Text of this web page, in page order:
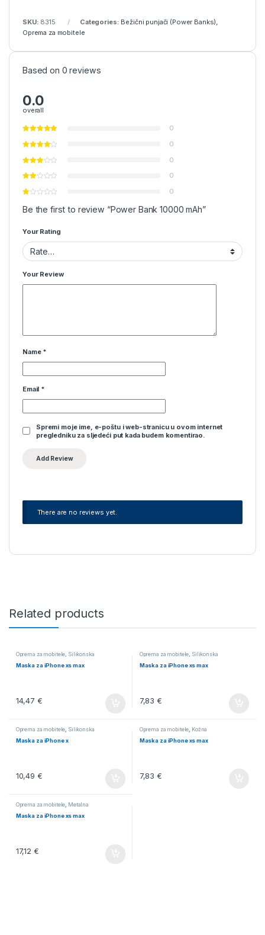
SKU: 8315 Categories: Bežični punjači (Power Banks),
Oprema za mobitele
Based on 0 reviews
0.0
overall
0
0
0
0
0
Be the first to review “Power Bank 10000 mAh”
Your Rating
Your Review
Name *
Email *
Spremi moje ime, e-poštu i web-stranicu u ovom internet
pregledniku za sljedeći put kada budem komentirao.
There are no reviews yet.
Related products
Oprema za mobitele Silikonska
Maska za iPhone xs max
14,47 €
Oprema za mobitele Silikonska
Maska za iPhone xs max
7,83 €
Oprema za mobitele Silikonska
Maska za iPhone x
10,49 €
Oprema za mobitele Kožna
Maska za iPhone xs max
7,83 €
Oprema za mobitele Metalna
Maska za iPhone xs max
17,12 €